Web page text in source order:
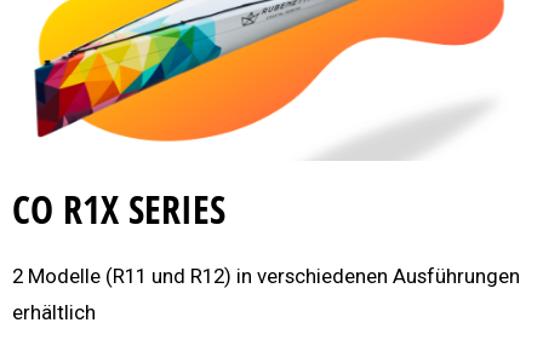
CO R1X SERIES
2 Modelle (R11 und R12) in verschiedenen Ausführungen
erhältlich